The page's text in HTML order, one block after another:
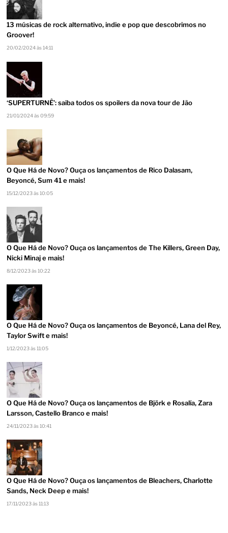
13 músicas de rock alternativo, indie e pop que descobrimos no
Groover!
20/02/2024 às 14:11
‘SUPERTURNÊ’: saiba todos os spoilers da nova tour de Jão
21/01/2024 às 09:59
O Que Há de Novo? Ouça os lançamentos de Rico Dalasam,
Beyoncé, Sum 41 e mais!
15/12/2023 às 10:05
O Que Há de Novo? Ouça os lançamentos de The Killers, Green Day,
Nicki Minaj e mais!
8/12/2023 às 10:22
O Que Há de Novo? Ouça os lançamentos de Beyoncé, Lana del Rey,
Taylor Swift e mais!
1/12/2023 às 11:05
O Que Há de Novo? Ouça os lançamentos de Björk e Rosalía, Zara
Larsson, Castello Branco e mais!
24/11/2023 às 10:41
O Que Há de Novo? Ouça os lançamentos de Bleachers, Charlotte
Sands, Neck Deep e mais!
17/11/2023 às 11:13